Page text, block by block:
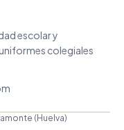
escolar y
colegiales
(Huelva)